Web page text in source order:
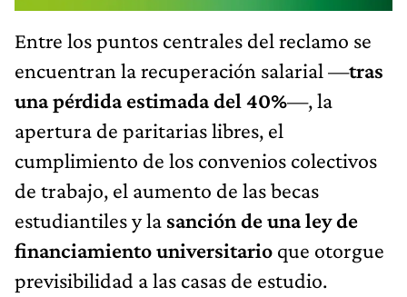
Entre los puntos centrales del reclamo se
encuentran la recuperación salarial —tras
una pérdida estimada del 40%—, la
apertura de paritarias libres, el
cumplimiento de los convenios colectivos
de trabajo, el aumento de las becas
estudiantiles y la sanción de una ley de
financiamiento universitario que otorgue
previsibilidad a las casas de estudio.